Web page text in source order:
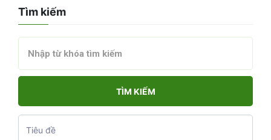
Tìm kiếm
TÌM KIẾM